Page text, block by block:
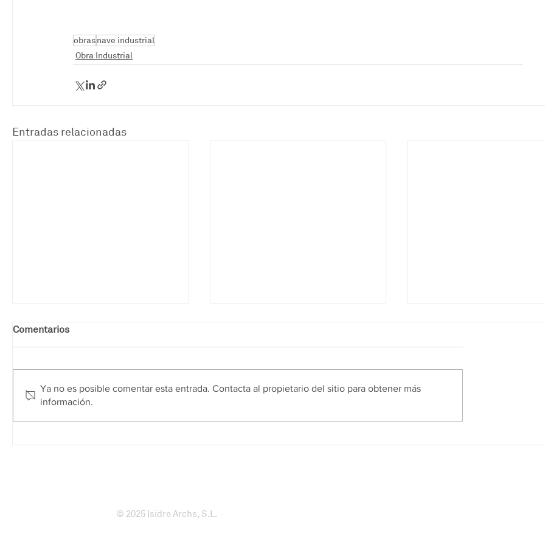
obrasnave industrial
Obra Industrial
Entradas relacionadas
Ampliación de la planta de
Edificio industrial para la
Iniciamos la
Comentarios
Ya no es posible comentar esta entrada. Contacta al propietario del sitio para obtener más
información.
© 2025 Isidre Archs, S.L.